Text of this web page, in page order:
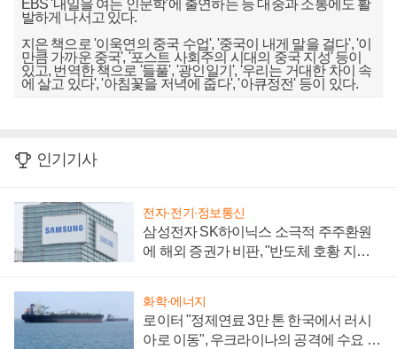
EBS '내일을 여는 인문학'에 출연하는 등 대중과 소통에도 활
발하게 나서고 있다.
지은 책으로 '이욱연의 중국 수업', '중국이 내게 말을 걸다', '이
만큼 가까운 중국', '포스트 사회주의 시대의 중국 지성' 등이
있고, 번역한 책으로 '들풀', '광인일기', '우리는 거대한 차이 속
에 살고 있다', '아침꽃을 저녁에 줍다', '아큐정전' 등이 있다.
인기기사
전자·전기·정보통신
삼성전자 SK하이닉스 소극적 주주환원
에 해외 증권가 비판, "반도체 호황 지속
화학·에너지
로이터 "정제연료 3만 톤 한국에서 러시
아로 이동", 우크라이나의 공격에 수요 늘